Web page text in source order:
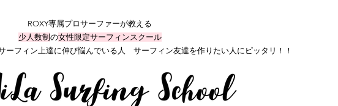
ROXY専属プロサーファーが教える
少人数制 の女性限定サーフィンスクール
フィン上達に伸び悩んでいる人 サーフィン友達を作りたい人にピッタリ！！